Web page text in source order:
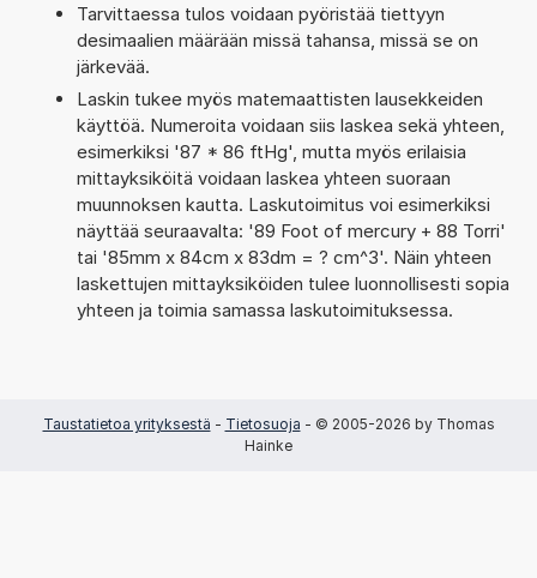
Tarvittaessa tulos voidaan pyöristää tiettyyn
desimaalien määrään missä tahansa, missä se on
järkevää.
Laskin tukee myös matemaattisten lausekkeiden
käyttöä. Numeroita voidaan siis laskea sekä yhteen,
esimerkiksi '87 * 86 ftHg', mutta myös erilaisia
mittayksiköitä voidaan laskea yhteen suoraan
muunnoksen kautta. Laskutoimitus voi esimerkiksi
näyttää seuraavalta: '89 Foot of mercury + 88 Torri'
tai '85mm x 84cm x 83dm = ? cm^3'. Näin yhteen
laskettujen mittayksiköiden tulee luonnollisesti sopia
yhteen ja toimia samassa laskutoimituksessa.
Taustatietoa yrityksestä - Tietosuoja - © 2005-2026 by Thomas
Hainke